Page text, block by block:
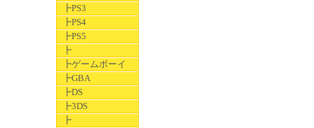
┣PS3
┣PS4
┣PS5
┣
┣ゲームボーイ
┣GBA
┣DS
┣3DS
┣